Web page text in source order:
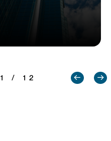
1 / 12